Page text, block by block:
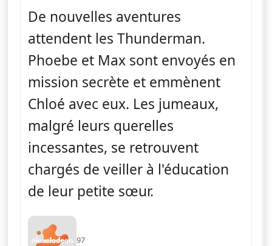
De nouvelles aventures
attendent les Thunderman.
Phoebe et Max sont envoyés en
mission secrète et emmènent
Chloé avec eux. Les jumeaux,
malgré leurs querelles
incessantes, se retrouvent
chargés de veiller à l'éducation
de leur petite sœur.
97